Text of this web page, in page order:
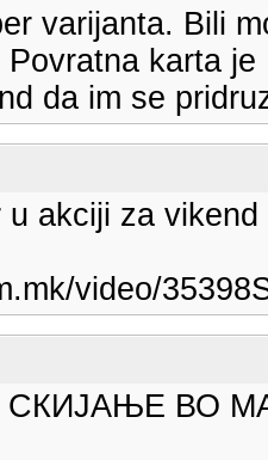
varijanta. Bili
karta
da im se
u akciji za
video/
ВО